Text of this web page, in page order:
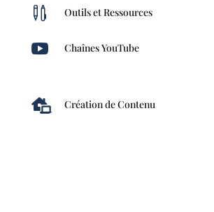
 Outils et Ressources
 Chaînes YouTube
 Création de Contenu